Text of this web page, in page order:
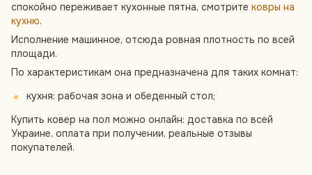
спокойно переживает кухонные пятна, смотрите ковры на
кухню.
Исполнение машинное, отсюда ровная плотность по всей
площади.
По характеристикам она предназначена для таких комнат:
кухня: рабочая зона и обеденный стол;
Купить ковер на пол можно онлайн: доставка по всей
Украине, оплата при получении, реальные отзывы
покупателей.